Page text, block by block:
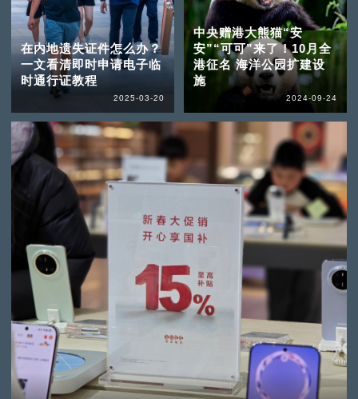
在内地遗失证件怎么办？
一文看清即时申请电子临
时通行证教程
2025-03-20
中央赠港大熊猫“安
安”“可可”来了！10月全
港征名 海洋公园扩建设
施
2024-09-24